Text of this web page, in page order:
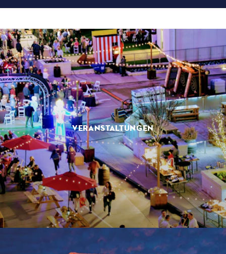
VERANSTALTUNGEN